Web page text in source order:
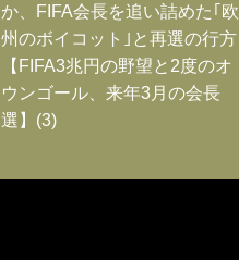
か、FIFA会長を追い詰めた｢欧
州のボイコット｣と再選の行方
【FIFA3兆円の野望と2度のオ
ウンゴール、来年3月の会長
選】(3)